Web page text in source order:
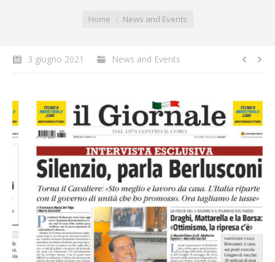
Home News and Events
3 giugno 2021 News and Events